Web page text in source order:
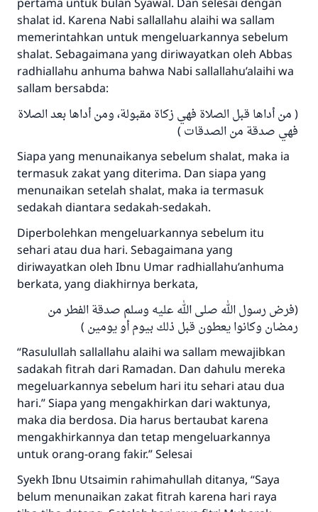
shalat id. Karena Nabi sallallahu alaihi wa sallam
memerintahkan untuk mengeluarkannya sebelum
shalat. Sebagaimana yang diriwayatkan oleh Abbas
radhiallahu anhuma bahwa Nabi sallallahu’alaihi wa
sallam bersabda:
( من أداها قبل الصلاة فهي زكاة مقبولة، ومن أداها بعد الصلاة
فهي صدقة من الصدقات )
Siapa yang menunaikanya sebelum shalat, maka ia
termasuk zakat yang diterima. Dan siapa yang
menunaikan setelah shalat, maka ia termasuk
sedakah diantara sedakah-sedakah.
Diperbolehkan mengeluarkannya sebelum itu
sehari atau dua hari. Sebagaimana yang
diriwayatkan oleh Ibnu Umar radhiallahu’anhuma
berkata, yang diakhirnya berkata,
(فرض رسول الله صلى الله عليه وسلم صدقة الفطر من
رمضان وكانوا يعطون قبل ذلك بيوم أو يومين )
“Rasulullah sallallahu alaihi wa sallam mewajibkan
sadakah fitrah dari Ramadan. Dan dahulu mereka
megeluarkannya sebelum hari itu sehari atau dua
hari.” Siapa yang mengakhirkan dari waktunya,
maka dia berdosa. Dia harus bertaubat karena
mengakhirkannya dan tetap mengeluarkannya
untuk orang-orang fakir.” Selesai
Syekh Ibnu Utsaimin rahimahullah ditanya, “Saya
belum menunaikan zakat fitrah karena hari raya
"Siapa yang menunjukkan suatu kebaikan,
meka dia akan mendapatkan pahala yang
sama dengan orang yang melakukannya"
MUSLIM, 1893
Saham